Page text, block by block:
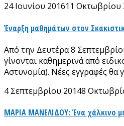
24 Ιουνίου 201611 Οκτωβρίου
Έναρξη μαθημάτων στον
Από την Δευτέρα 8
γίνονται καθημερινά από
Αστυνομία). Νέες εγγραφές θα
4 Σεπτεμβρίου 20148
ΜΑΡΙΑ ΜΑΝΕΛΙΔΟΥ: Ένα χάλκινο